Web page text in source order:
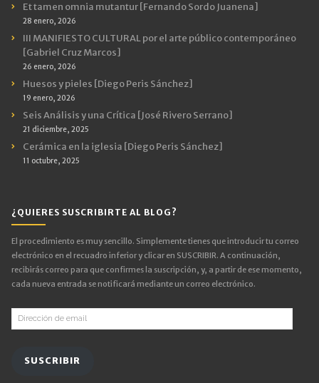
Et tamen omnia mutantur [Fernando Sordo Juanena]
28 enero, 2026
III MANIFIESTO CULTURAL por el arte público contemporáneo
[Gabriel Cruz Marcos]
26 enero, 2026
Huesos y pieles [Diego Peris Sánchez]
19 enero, 2026
Seis Análisis y una Crítica [José Rivero Serrano]
21 diciembre, 2025
Cerámica en la iglesia [Diego Peris Sánchez]
11 octubre, 2025
¿QUIERES SUSCRIBIRTE AL BLOG?
El procedimiento es muy sencillo. Simplemente tienes que introducir tu correo
electrónico en el recuadro inferior y clicar en SUSCRIBIR. A continuación,
recibirás correo para que confirmes la suscripción, y, a partir de ese momento,
cada nueva entrada se notificará mediante un correo electrónico.
Dirección
de
SUSCRIBIR